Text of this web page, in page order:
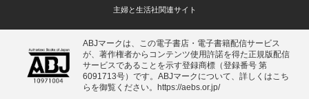
主婦と生活社関連サイト
ABJマークは、この電子書店・電子書籍配信サービス
が、著作権者からコンテンツ使用許諾を得た正規版配信
サービスであることを示す登録商標（登録番号 第
6091713号）です。ABJマークについて、詳しくはこち
らを御覧ください。
https://aebs.or.jp/